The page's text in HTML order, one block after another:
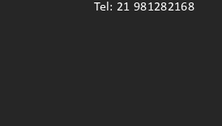
Tel: 21 981282168